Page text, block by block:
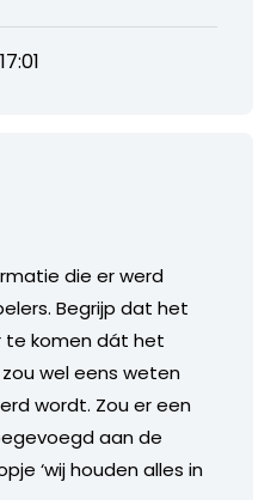
die er werd
Begrijp dat het
te komen dát het
wel eens weten
wordt. Zou er een
aan de
‘wij houden alles in